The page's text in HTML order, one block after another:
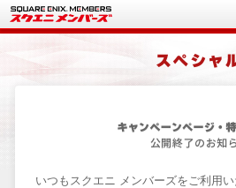
いつもスクエニ メンバーズをご利用